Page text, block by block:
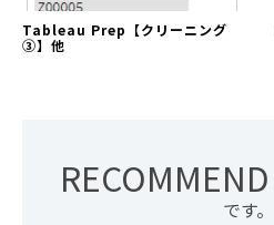
Tableau Prep【クリーニング
③】他
RECOMMEND
です。